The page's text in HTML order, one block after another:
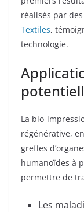
réalisés par
Textiles,
technologie.
La bio-
régénérative,
greffes
humanoïdes à
permettre de
Les